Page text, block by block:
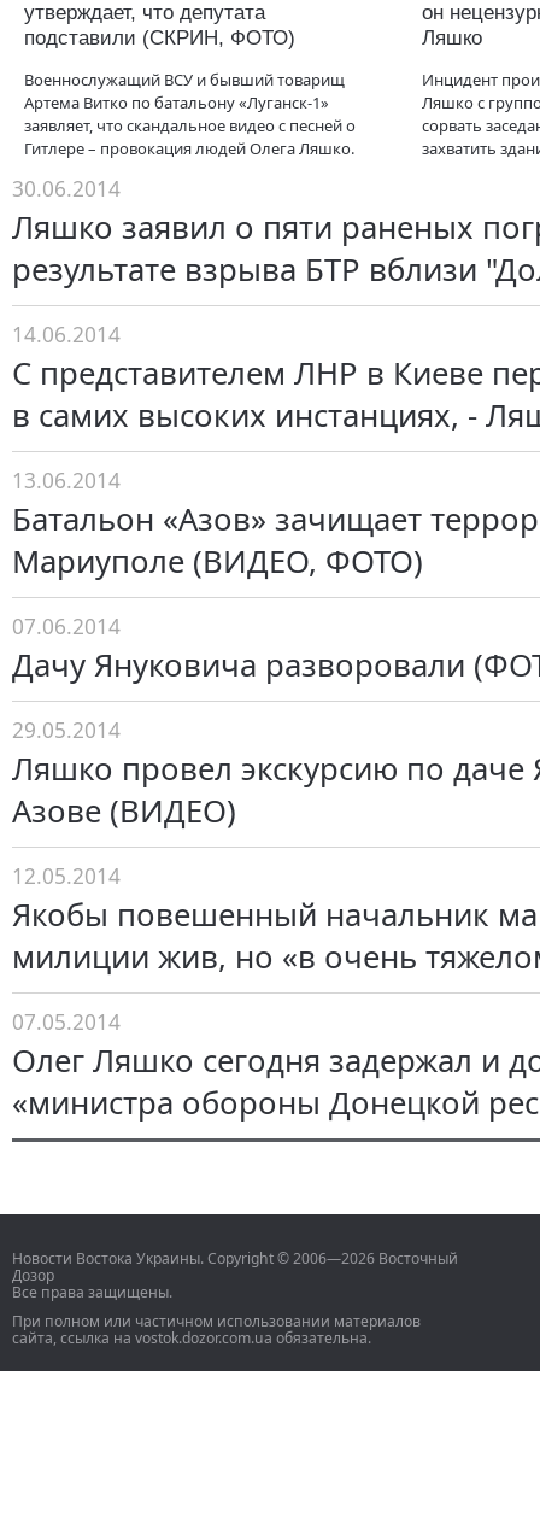
утверждает, что депутата
подставили (СКРИН, ФОТО)
Военнослужащий ВСУ и бывший товарищ
Артема Витко по батальону «Луганск-1»
заявляет, что скандальное видео с песней о
Гитлере – провокация людей Олега Ляшко.
он
Ляшко
Инцидент
Ляшко с
сорвать
захватить
30.06.2014
Ляшко заявил о пяти раненых
результате взрыва БТР вблизи
14.06.2014
С представителем ЛНР в Киеве
в самих высоких инстанциях, -
13.06.2014
Батальон «Азов» зачищает
Мариуполе (ВИДЕО, ФОТО)
07.06.2014
Дачу Януковича разворовали
29.05.2014
Ляшко провел экскурсию по даче
Азове (ВИДЕО)
12.05.2014
Якобы повешенный начальник
милиции жив, но «в очень
07.05.2014
Олег Ляшко сегодня задержал и
«министра обороны Донецкой
Новости Востока Украины. Copyright © 2006—2026 Восточный
Дозор
Все права защищены.
При полном или частичном использовании материалов
сайта, ссылка на vostok.dozor.com.ua обязательна.